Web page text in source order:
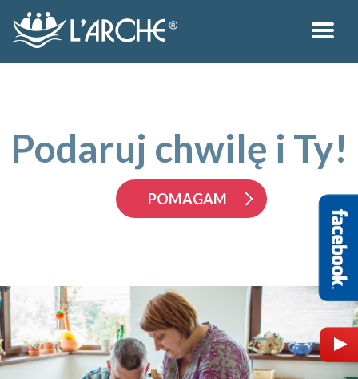
Podaruj chwilę i Ty!
POMAGAM